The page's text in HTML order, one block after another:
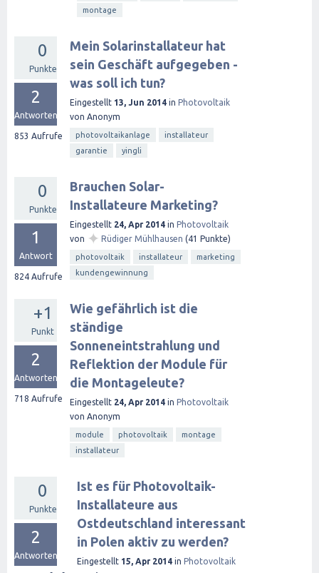
montage
0
Punkte
2
Antworten
853 Aufrufe
Mein Solarinstallateur hat
sein Geschäft aufgegeben -
was soll ich tun?
Eingestellt 13, Jun 2014 in Photovoltaik
von Anonym
photovoltaikanlage
installateur
garantie
yingli
0
Punkte
1
Antwort
824 Aufrufe
Brauchen Solar-
Installateure Marketing?
Eingestellt 24, Apr 2014 in Photovoltaik
von ✦ Rüdiger Mühlhausen (41 Punkte)
photovoltaik installateur
marketing
kundengewinnung
+1
Punkt
2
Antworten
718 Aufrufe
Wie gefährlich ist die
ständige
Sonneneintstrahlung und
Reflektion der Module für
die Montageleute?
Eingestellt 24, Apr 2014 in Photovoltaik
von Anonym
module photovoltaik
montage
installateur
0
Punkte
2
Antworten
Ist es für Photovoltaik-
Installateure aus
Ostdeutschland interessant
in Polen aktiv zu werden?
Eingestellt 15, Apr 2014 in Photovoltaik